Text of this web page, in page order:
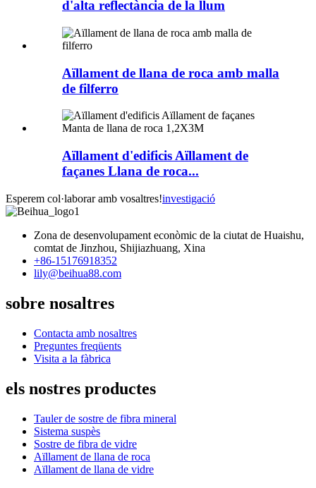
d'alta reflectància de la llum
Aïllament de llana de roca amb malla
de filferro
Aïllament d'edificis Aïllament de
façanes Llana de roca...
Esperem col·laborar amb vosaltres!investigació
Zona de desenvolupament econòmic de la ciutat de Huaishu,
comtat de Jinzhou, Shijiazhuang, Xina
+86-15176918352
lily@beihua88.com
sobre nosaltres
Contacta amb nosaltres
Preguntes freqüents
Visita a la fàbrica
els nostres productes
Tauler de sostre de fibra mineral
Sistema suspès
Sostre de fibra de vidre
Aïllament de llana de roca
Aïllament de llana de vidre